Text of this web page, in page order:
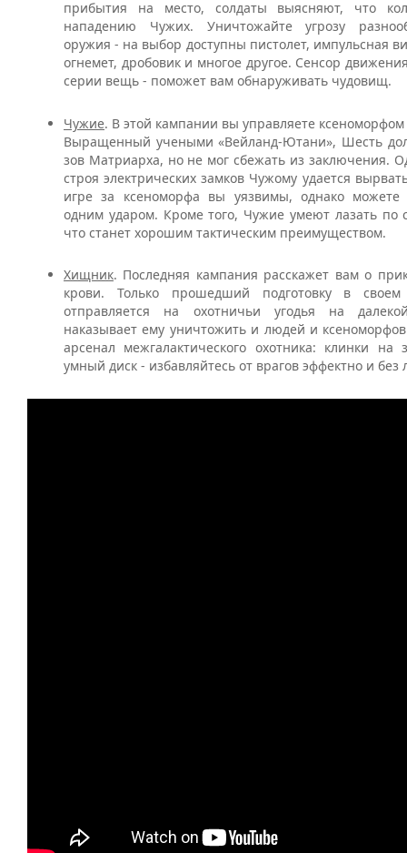
прибытия на место, солдаты выясняют, что
нападению Чужих. Уничтожайте угрозу
оружия - на выбор доступны пистолет, импульсная
огнемет, дробовик и многое другое. Сенсор
серии вещь - поможет вам обнаруживать чудовищ.
Чужие. В этой кампании вы управляете
Выращенный учеными «Вейланд-Ютани», Шесть
зов Матриарха, но не мог сбежать из заключения.
строя электрических замков Чужому удается
игре за ксеноморфа вы уязвимы, однако можете
одним ударом. Кроме того, Чужие умеют лазать по
что станет хорошим тактическим преимуществом.
Хищник. Последняя кампания расскажет вам о
крови. Только прошедший подготовку в
отправляется на охотничьи угодья на
наказывает ему уничтожить и людей и
арсенал межгалактического охотника: клинки
умный диск - избавляйтесь от врагов эффектно и